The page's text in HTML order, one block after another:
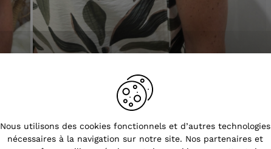
Nous utilisons des cookies fonctionnels et d’autres technologies
nécessaires à la navigation sur notre site. Nos partenaires et